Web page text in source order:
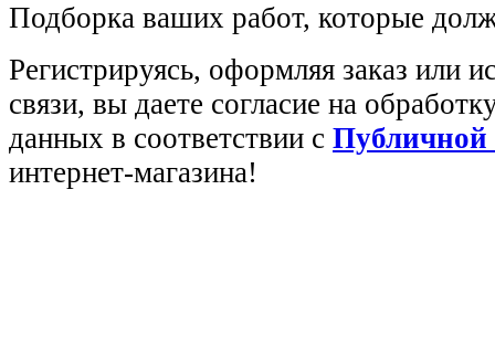
Подборка ваших работ, которые
Регистрируясь, оформляя заказ или
связи, вы даете согласие на
данных в соответствии с Публичной
интернет-магазина!